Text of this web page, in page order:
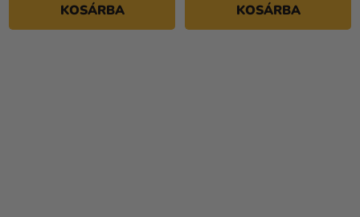
KOSÁRBA KOSÁRBA